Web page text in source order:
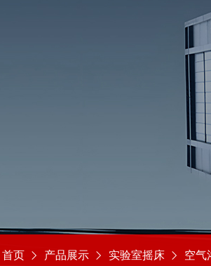
首页 产品展示 实验室摇床 空气浴恒温